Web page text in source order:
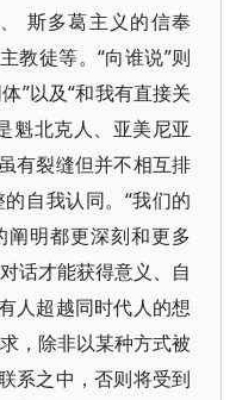
斯多葛主义的信奉
教徒等。“向谁说”则
”以及“和我有直接关
魁北克人、亚美尼亚
有裂缝但并不相互排
自我认同。“我们的
明都更深刻和更多
话才能获得意义、自
人超越同时代人的想
，除非以某种方式被
系之中，否则将受到